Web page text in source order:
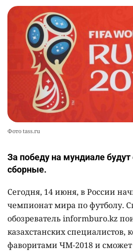
Фото tass.ru
За победу на мундиале
сборные.
Сегодня, 14 июня, в России
чемпионат мира по футболу.
обозреватель informburo.kz
казахстанских специалистов,
фаворитами ЧМ-2018 и